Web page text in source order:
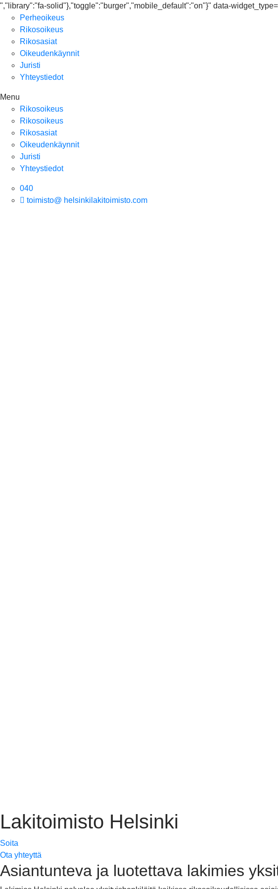
","library":"fa-solid"},"toggle":"burger","mobile_default":"on"}" data-
Perheoikeus
Rikosoikeus
Rikosasiat
Oikeudenkäynnit
Juristi
Yhteystiedot
Menu
Rikosoikeus
Rikosoikeus
Rikosasiat
Oikeudenkäynnit
Juristi
Yhteystiedot
040
toimisto@ helsinkilakitoimisto.com
Lakitoimisto Helsinki
Soita
Ota yhteyttä
Asiantunteva ja luotettava lakimies